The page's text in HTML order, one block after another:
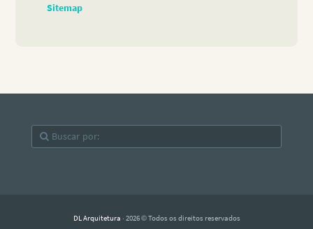
Sitemap
DL Arquitetura · 2026 © Todos os direitos reservados